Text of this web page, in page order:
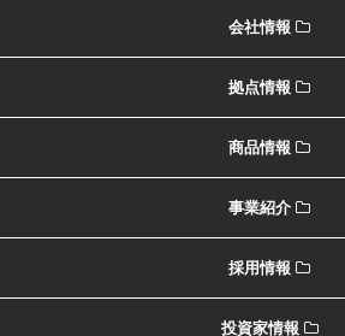
会社情報
拠点情報
商品情報
事業紹介
採用情報
投資家情報